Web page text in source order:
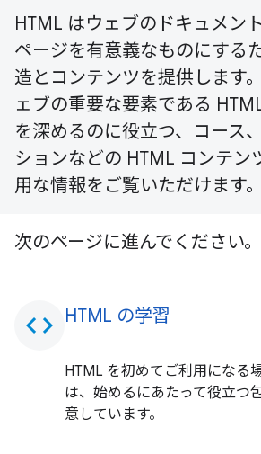
HTML はウェブのドキュメン
ページを有意義なものにする
造とコンテンツを提供します
ェブの重要な要素である
を深めるのに役立つ、コース
ションなどの HTML コンテン
用な情報をご覧いただけます。
次のページに進んでください。
code HTML の学習
HTML を初めてご利用になる
は、始めるにあたって役立つ
意しています。